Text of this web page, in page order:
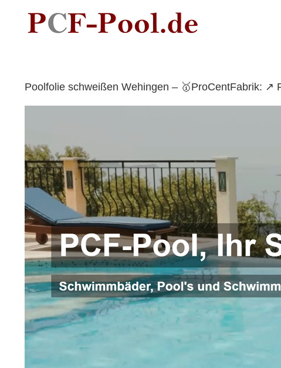
content
Poolfolie schweißen Wehingen – 🥇ProCentFabrik: ↗️